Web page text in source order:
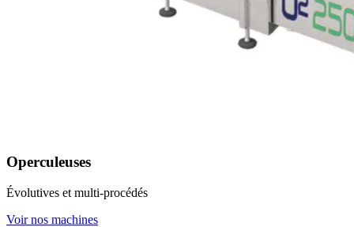
Operculeuses
Évolutives et multi-procédés
Voir nos machines